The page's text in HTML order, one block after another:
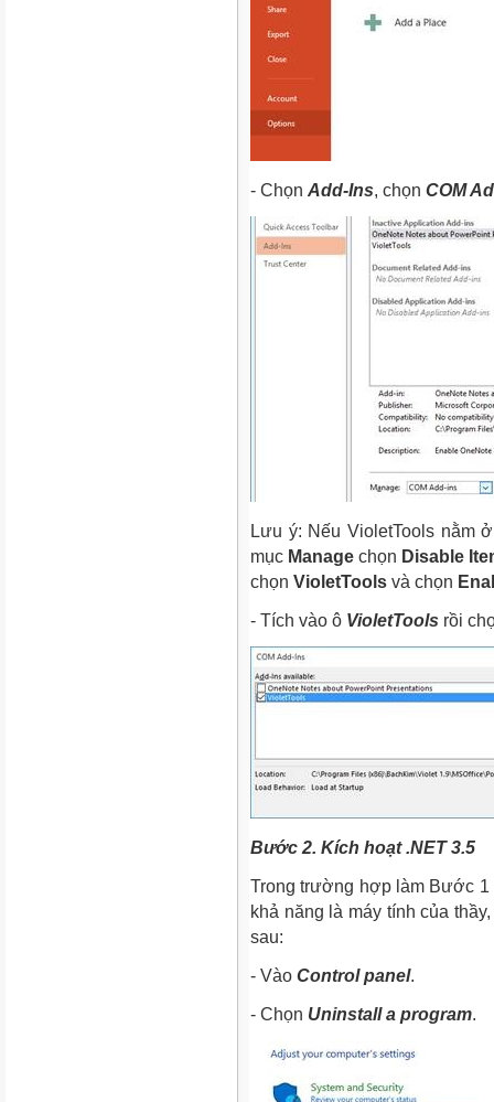
- Chọn Add-Ins, chọn COM
Lưu ý: Nếu VioletTools nằm
mục Manage chọn Disable
chọn VioletTools và chọn
- Tích vào ô VioletTools rồi
Bước 2. Kích hoạt .NET 3.5
Trong trường hợp làm Bước 1
khả năng là máy tính của
sau:
- Vào Control panel.
- Chọn Uninstall a program.